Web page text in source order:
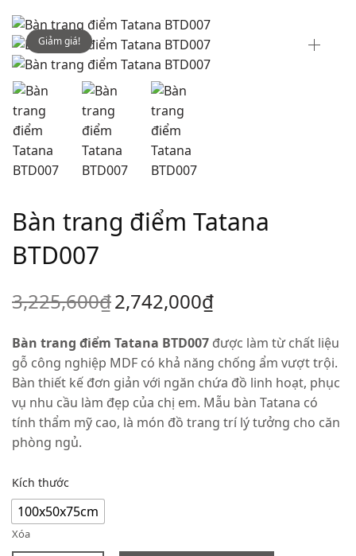
Giảm giá!
Bàn trang điểm Tatana
BTD007
3,225,600₫2,742,000₫
Bàn trang điểm Tatana BTD007 được làm từ chất liệu
gỗ công nghiệp MDF có khả năng chống ẩm vượt trội.
Bàn thiết kế đơn giản với ngăn chứa đồ linh hoạt, phục
vụ nhu cầu làm đẹp của chị em. Mẫu bàn Tatana có
tính thẩm mỹ cao, là món đồ trang trí lý tưởng cho căn
phòng ngủ.
Kích thước
100x50x75cm
Xóa